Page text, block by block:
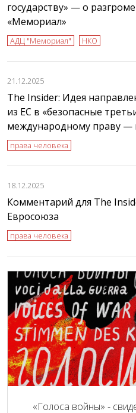
государству» — о
«Мемориал»
АДЦ "Мемориал" НКО
21.12.2025
The Insider: Идея
из ЕС в «безопасные
международному праву —
права человека
18.12.2025
Комментарий для The
Евросоюза
права человека
«Голоса войны» -